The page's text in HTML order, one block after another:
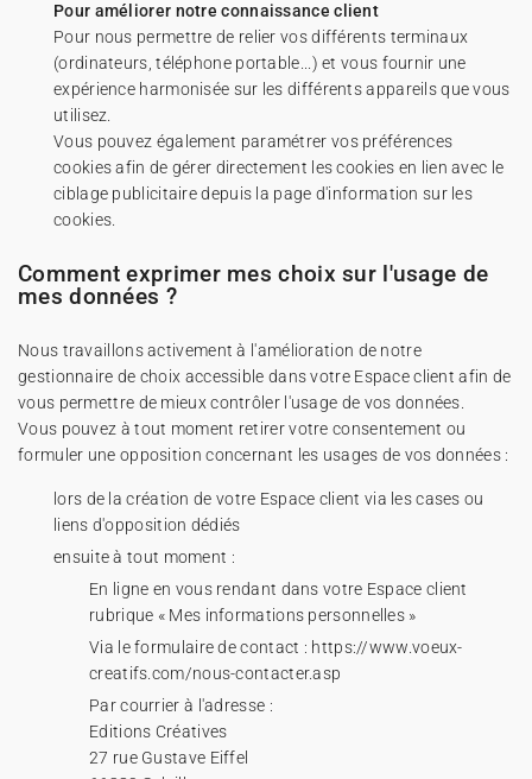
Pour améliorer notre connaissance client
Pour nous permettre de relier vos différents terminaux
(ordinateurs, téléphone portable...) et vous fournir une
expérience harmonisée sur les différents appareils que vous
utilisez.
Vous pouvez également paramétrer vos préférences
cookies afin de gérer directement les cookies en lien avec le
ciblage publicitaire depuis la page d'information sur les
cookies.
Comment exprimer mes choix sur l'usage de
mes données ?
Nous travaillons activement à l'amélioration de notre
gestionnaire de choix accessible dans votre Espace client afin de
vous permettre de mieux contrôler l'usage de vos données.
Vous pouvez à tout moment retirer votre consentement ou
formuler une opposition concernant les usages de vos données :
lors de la création de votre Espace client via les cases ou
liens d'opposition dédiés
ensuite à tout moment :
En ligne en vous rendant dans votre Espace client
rubrique « Mes informations personnelles »
Via le formulaire de contact : https://www.voeux-
creatifs.com/nous-contacter.asp
Par courrier à l'adresse :
Editions Créatives
27 rue Gustave Eiffel